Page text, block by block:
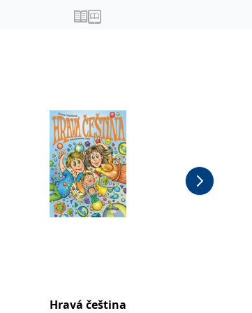
Hravá čeština